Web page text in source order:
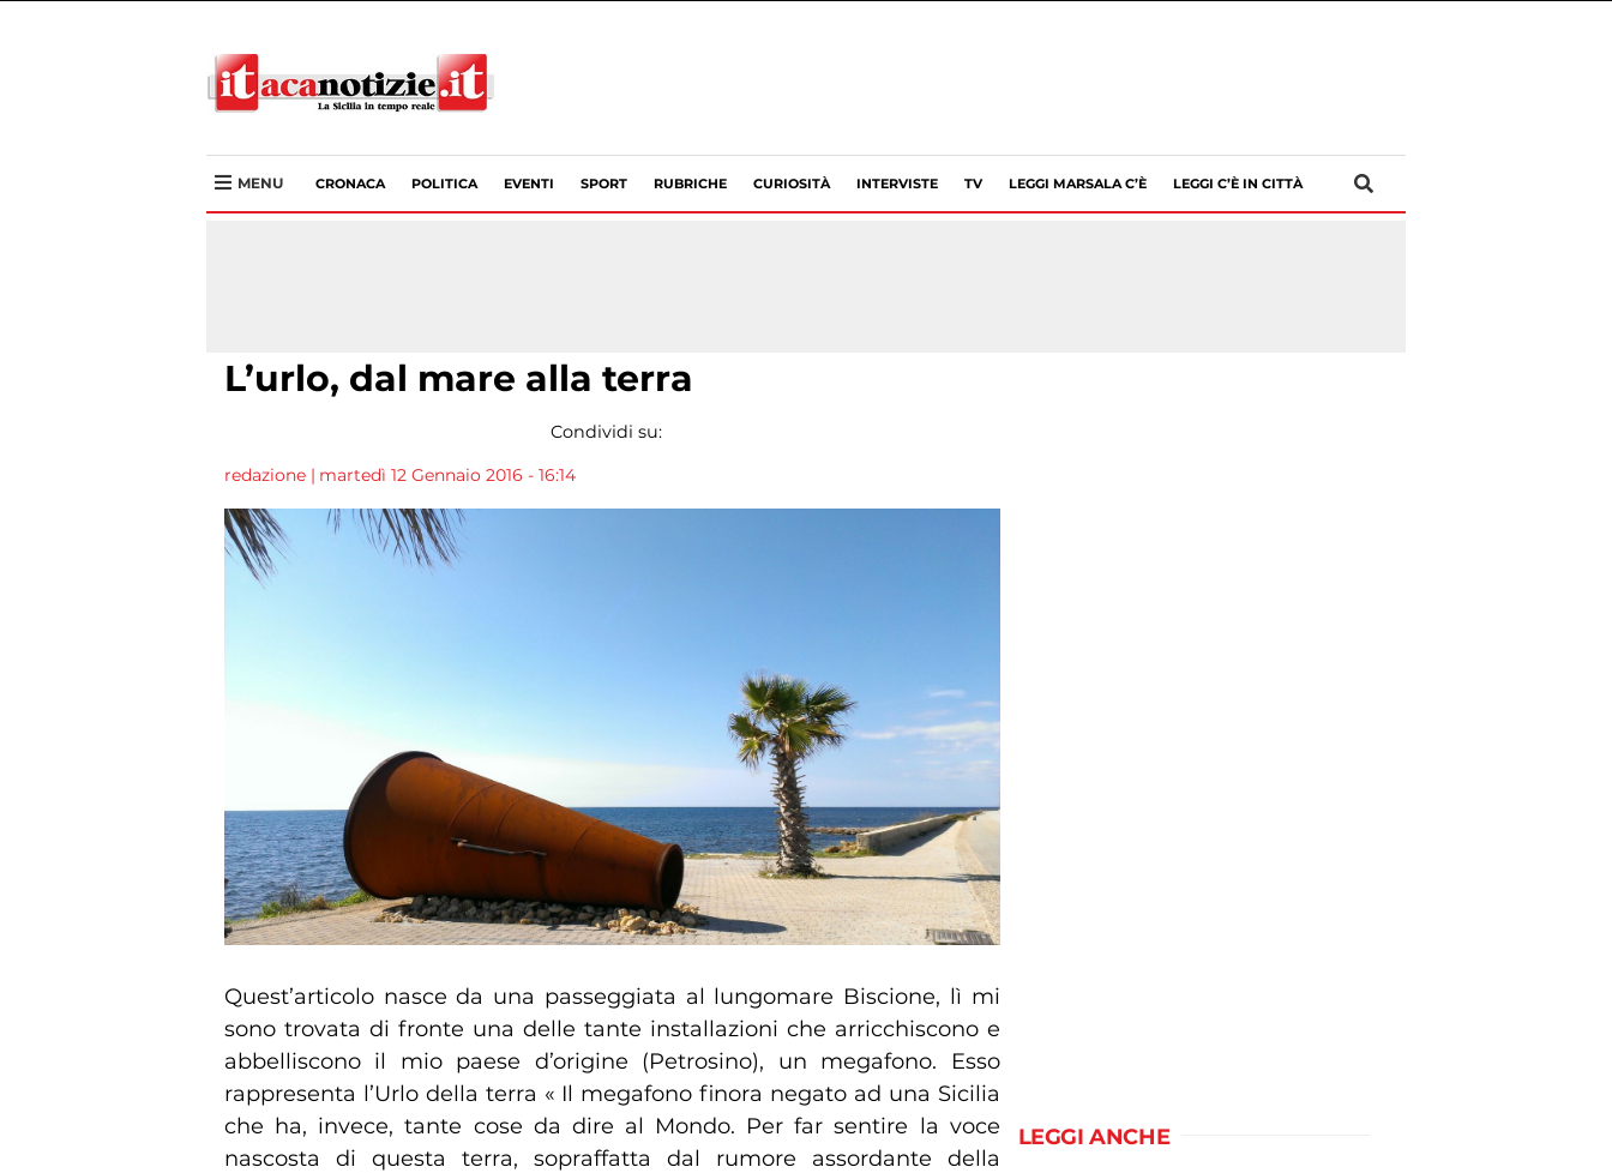
MENU CRONACA POLITICA EVENTI SPORT RUBRICHE CURIOSITÀ INTERVISTE TV LEGGI MARSALA C’È LEGGI C’È IN CITTÀ
L’urlo, dal mare alla terra
Condividi su:
redazione | martedì 12 Gennaio 2016 - 16:14
Quest’articolo nasce da una passeggiata al lungomare Biscione, lì mi
sono trovata di fronte una delle tante installazioni che arricchiscono e
abbelliscono il mio paese d’origine (Petrosino), un megafono. Esso
rappresenta l’Urlo della terra « Il megafono finora negato ad una Sicilia
che ha, invece, tante cose da dire al Mondo. Per far sentire la voce
nascosta di questa terra, sopraffatta dal rumore assordante della
LEGGI ANCHE